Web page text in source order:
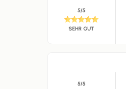
5/5
SEHR GUT
5/5